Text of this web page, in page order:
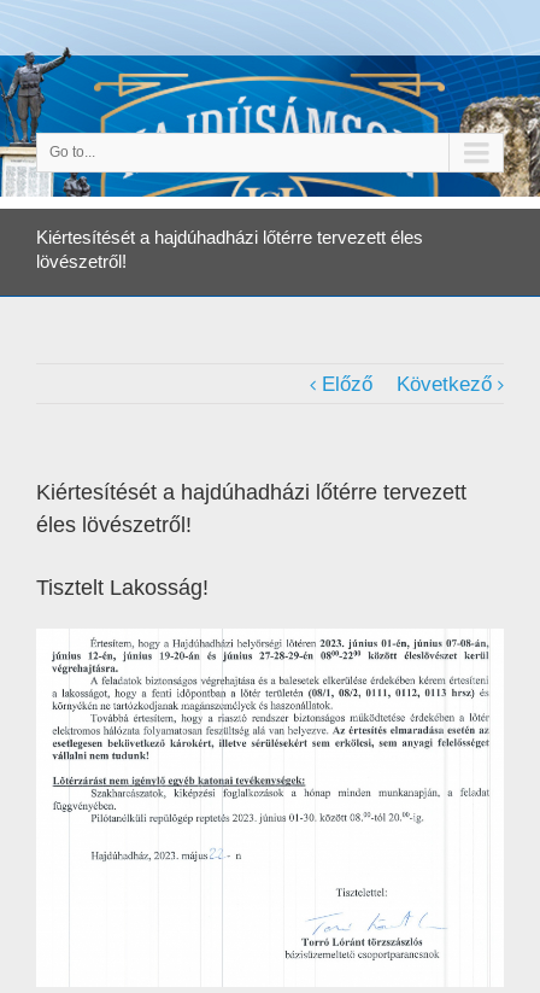
Go to...
Kiértesítését a hajdúhadházi lőtérre tervezett éles
lövészetről!
Előző Következő
Kiértesítését a hajdúhadházi lőtérre tervezett
éles lövészetről!
Tisztelt Lakosság!